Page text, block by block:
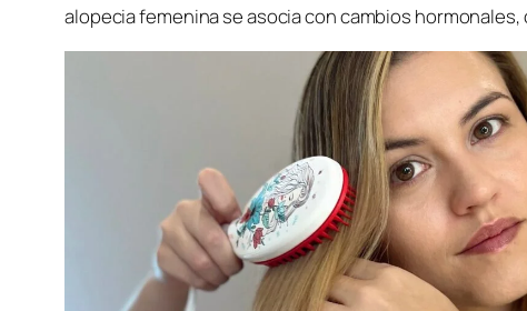
alopecia femenina se asocia con cambios